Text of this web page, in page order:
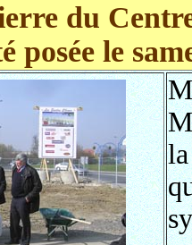
du
posée le